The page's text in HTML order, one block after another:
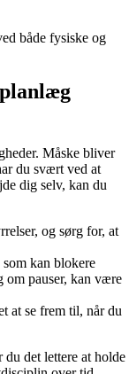
både fysiske og
Måske bliver
du svært ved at
dig selv, kan du
og sørg for, at
som kan blokere
om pauser, kan være
at se frem til, når du
det lettere at holde